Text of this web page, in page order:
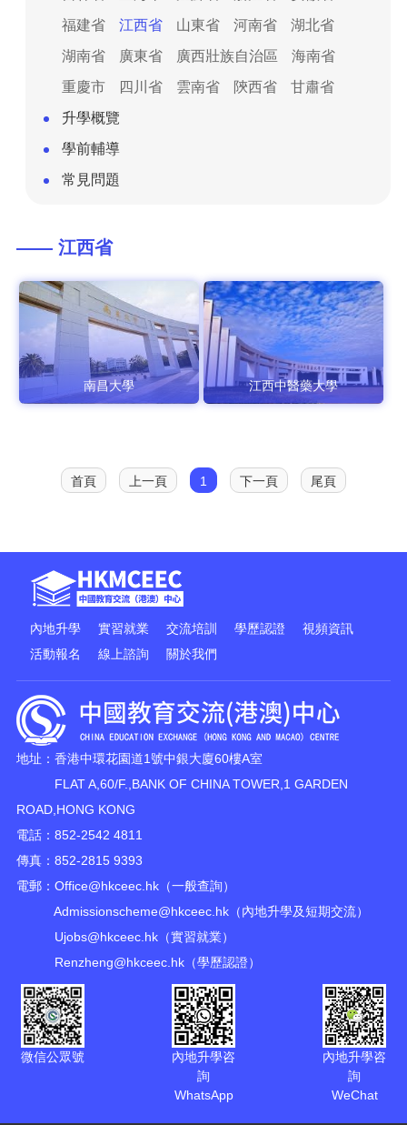
福建省
江西省 山東省 河南省
湖北省
湖南省
廣東省 廣西壯族自治區
海南省
重慶市
四川省 雲南省 陝西省
甘肅省
升學概覽
學前輔導
常見問題
—— 江西省
南昌大學 江西中醫藥大學
首頁 上一頁 1 下一頁 尾頁
內地升學 實習就業 交流培訓 學歷認證
視頻資訊
活動報名
線上諮詢 關於我們
地址：香港中環花園道1號中銀大廈60樓A室
FLAT A,60/F.,BANK OF CHINA TOWER,1 GARDEN
ROAD,HONG KONG
電話：852-2542 4811
傳真：852-2815 9393
電郵： Office@hkceec.hk（一般查詢）
Admissionscheme@hkceec.hk（內地升學及短期交流）
Ujobs@hkceec.hk（實習就業）
Renzheng@hkceec.hk（學歷認證）
微信公眾號
內地升學咨
詢
WhatsApp
內地升學咨
詢
WeChat